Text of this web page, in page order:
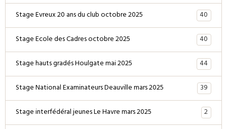
Stage Evreux 20 ans du club octobre 2025
40
Stage Ecole des Cadres octobre 2025
40
Stage hauts gradés Houlgate mai 2025
44
Stage National Examinateurs Deauville mars 2025
39
Stage interfédéral jeunes Le Havre mars 2025
2